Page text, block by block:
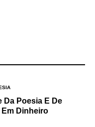
Da Poesia E De
Em Dinheiro